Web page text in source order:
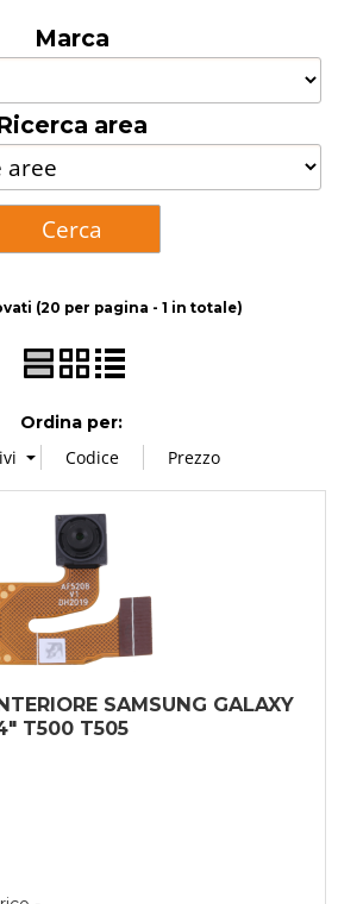
Ricambi console
da laboratorio
Accessori
Ricondizionati
Marca
area
(20 per pagina - 1 in totale)
Ordina per:
SAMSUNG GALAXY
T500 T505